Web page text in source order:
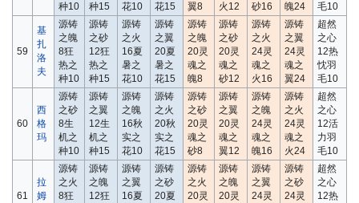
种10
种15
花10
花15
翼8
火12
砂16
魄24
毛10
59
基
扎
洛
夫
源铸
之魄
8狂
热之
种10
源铸
之砂
12狂
热之
种15
源铸
之火
16夏
暑之
花10
源铸
之翼
20夏
暑之
花15
源铸
之魄
20灵
魂之
魄8
源铸
之砂
20灵
魂之
砂12
源铸
之火
24灵
魂之
火16
源铸
之翼
24灵
魂之
翼24
超然
之心
12热
忱羽
毛10
60
西
格
玛
源铸
之砂
8生
机之
种10
源铸
之翼
12生
机之
种15
源铸
之魄
16秋
实之
花10
源铸
之火
20秋
实之
花15
源铸
之砂
20灵
魂之
砂8
源铸
之翼
20灵
魂之
翼12
源铸
之魄
24灵
魂之
魄16
源铸
之火
24灵
魂之
火24
超然
之心
12活
力羽
毛10
61
拉
姆
源铸
之火
8狂
源铸
之魄
12狂
源铸
之翼
16夏
源铸
之砂
20夏
源铸
之火
20灵
源铸
之魄
20灵
源铸
之翼
24灵
源铸
之砂
24灵
超然
之心
12热